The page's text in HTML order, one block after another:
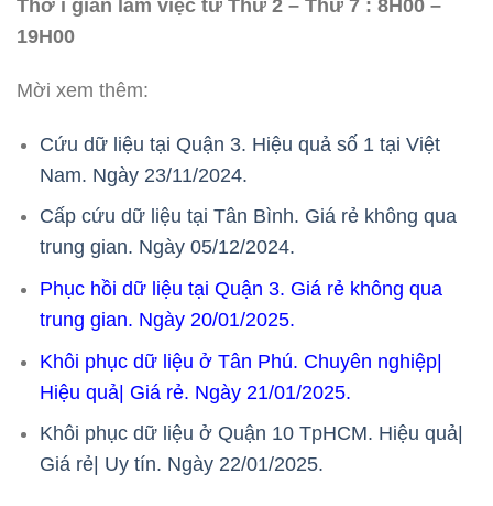
Thờ i gian làm việc từ Thứ 2 – Thứ 7 : 8H00 –
19H00
Mời xem thêm:
Cứu dữ liệu tại Quận 3. Hiệu quả số 1 tại Việt
Nam. Ngày 23/11/2024.
Cấp cứu dữ liệu tại Tân Bình. Giá rẻ không qua
trung gian. Ngày 05/12/2024.
Phục hồi dữ liệu tại Quận 3. Giá rẻ không qua
trung gian. Ngày 20/01/2025.
Khôi phục dữ liệu ở Tân Phú. Chuyên nghiệp|
Hiệu quả| Giá rẻ. Ngày 21/01/2025.
Khôi phục dữ liệu ở Quận 10 TpHCM. Hiệu quả|
Giá rẻ| Uy tín. Ngày 22/01/2025.